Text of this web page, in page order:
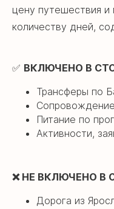
цену путешествия и
количеству дней,
✅ ВКЛЮЧЕНО В
Трансферы по
Питание по
Активности,
❌ НЕ ВКЛЮЧЕНО В
Дорога из